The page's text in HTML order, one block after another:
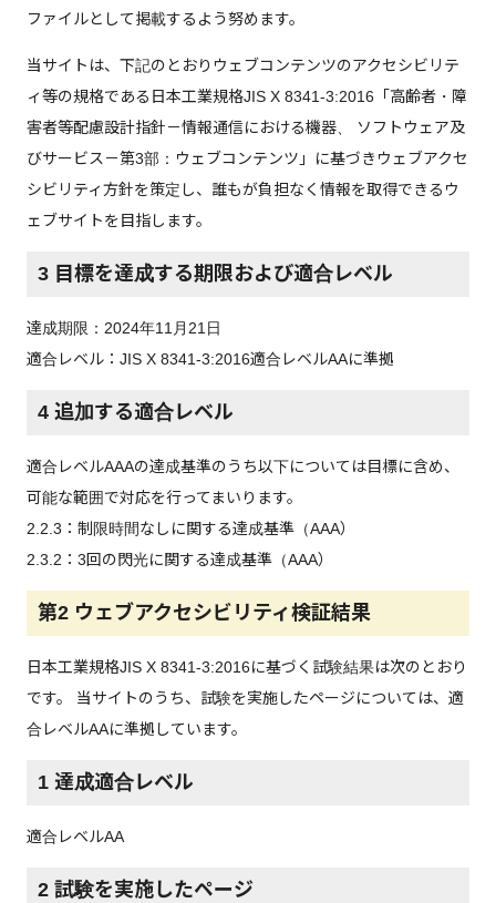
ファイルとして掲載するよう努めます。
当サイトは、下記のとおりウェブコンテンツのアクセシビリテ
ィ等の規格である日本工業規格JIS X 8341-3:2016「高齢者・障
害者等配慮設計指針－情報通信における機器、 ソフトウェア及
びサービス－第3部：ウェブコンテンツ」に基づきウェブアクセ
シビリティ方針を策定し、誰もが負担なく情報を取得できるウ
ェブサイトを目指します。
3 目標を達成する期限および適合レベル
達成期限：2024年11月21日
適合レベル：JIS X 8341-3:2016適合レベルAAに準拠
4 追加する適合レベル
適合レベルAAAの達成基準のうち以下については目標に含め、
可能な範囲で対応を行ってまいります。
2.2.3：制限時間なしに関する達成基準（AAA）
2.3.2：3回の閃光に関する達成基準（AAA）
第2 ウェブアクセシビリティ検証結果
日本工業規格JIS X 8341-3:2016に基づく試験結果は次のとおり
です。 当サイトのうち、試験を実施したページについては、適
合レベルAAに準拠しています。
1 達成適合レベル
適合レベルAA
2 試験を実施したページ